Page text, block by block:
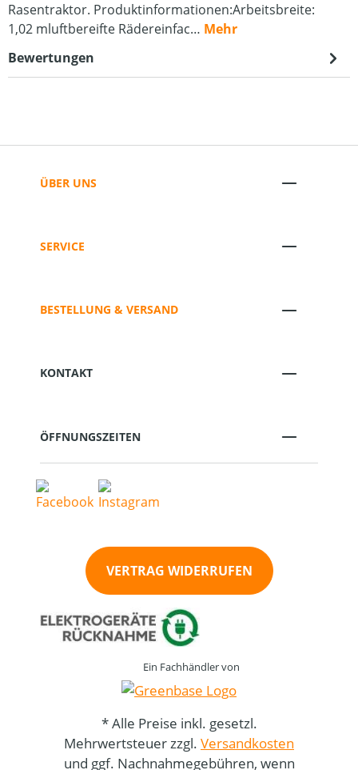
Rasentraktor. Produktinformationen:Arbeitsbreite:
1,02 mluftbereifte Rädereinfac… Mehr
Bewertungen
ÜBER UNS
SERVICE
BESTELLUNG & VERSAND
KONTAKT
ÖFFNUNGSZEITEN
VERTRAG WIDERRUFEN
Ein Fachhändler von
* Alle Preise inkl. gesetzl.
Mehrwertsteuer zzgl. Versandkosten
und ggf. Nachnahmegebühren, wenn